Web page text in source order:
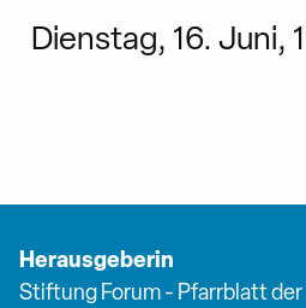
Dienstag, 16. Juni,
Herausgeberin
Stiftung Forum - Pfarrblatt der